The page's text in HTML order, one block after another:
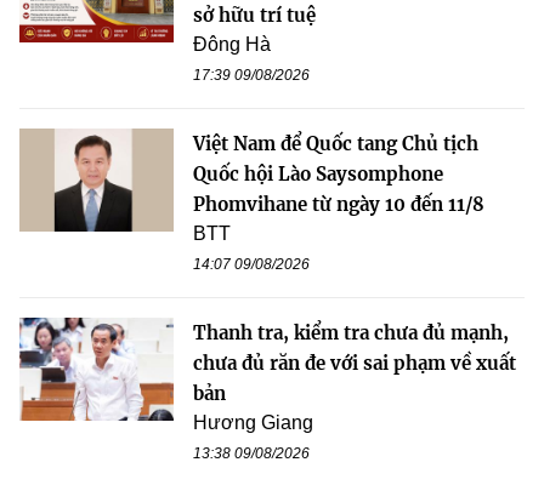
sở hữu trí tuệ
Đông Hà
17:39 09/08/2026
Việt Nam để Quốc tang Chủ tịch
Quốc hội Lào Saysomphone
Phomvihane từ ngày 10 đến 11/8
BTT
14:07 09/08/2026
Thanh tra, kiểm tra chưa đủ mạnh,
chưa đủ răn đe với sai phạm về xuất
bản
Hương Giang
13:38 09/08/2026